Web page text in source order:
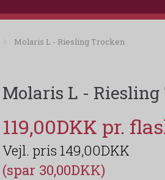
Molaris L - Riesling Trocken
Molaris L - Riesling
119,00DKK
149,00DKK
(spar 30,00DKK)